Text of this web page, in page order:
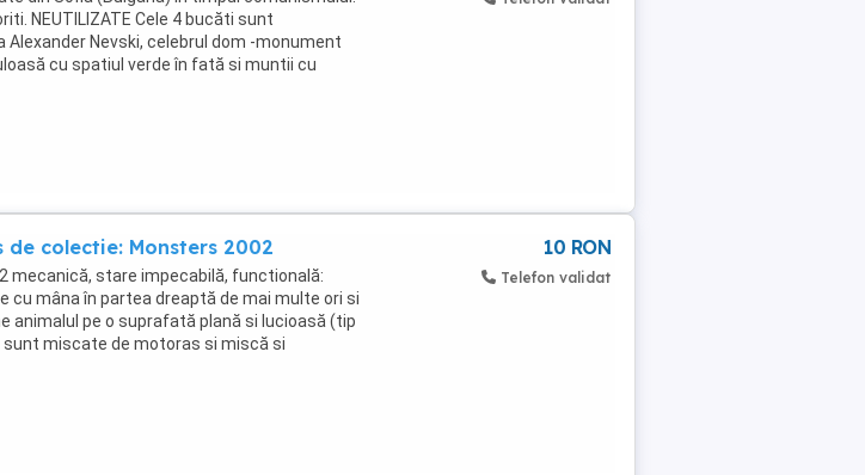
NEUTILIZATE Cele 4 bucăti sunt
Nevski, celebrul dom -monument
cu spatiul verde în fată si muntii cu
- Bulevardul ...
de colectie: Monsters 2002
mecanică, stare impecabilă, functională:
cu mâna în partea dreaptă de mai multe ori si
animalul pe o suprafată plană si lucioasă (tip
sunt miscate de motoras si miscă si
...
10 RON
Telefon validat